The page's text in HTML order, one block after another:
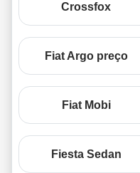
Crossfox
Fiat Argo preço
Fiat Mobi
Fiesta Sedan